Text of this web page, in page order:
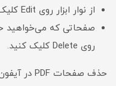
از نوار ابزار روی Edit کلیک کنید.
صفحاتی که
روی Delete کلیک کنید.
حذف صفحات PDF در آیفون